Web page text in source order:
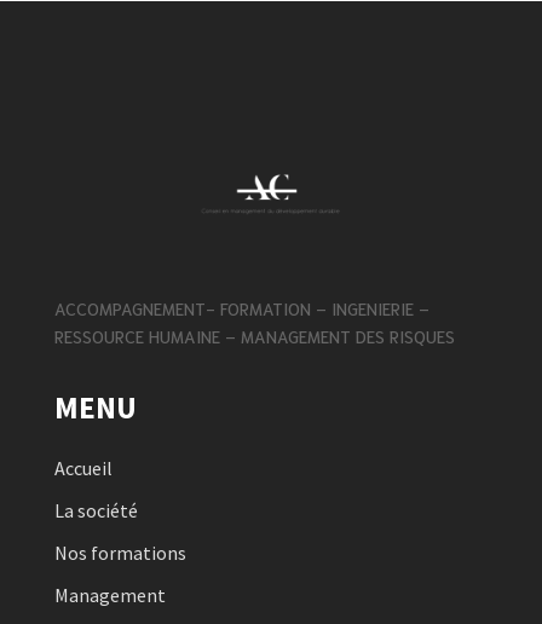
ACCOMPAGNEMENT- FORMATION – INGENIERIE –
RESSOURCE HUMAINE – MANAGEMENT DES RISQUES
MENU
Accueil
La société
Nos formations
Management